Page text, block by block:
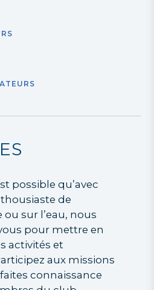
possible qu’avec
de
ou sur l’eau, nous
pour mettre en
activités et
aux missions
connaissance